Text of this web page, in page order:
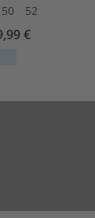
50 52
€